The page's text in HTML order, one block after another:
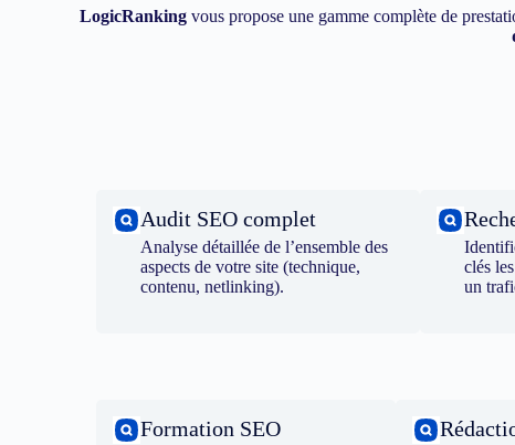
LogicRanking vous propose une gamme complète de
Audit SEO complet
Analyse détaillée de l’ensemble des
aspects de votre site (technique,
contenu, netlinking).
clés
un
Formation SEO